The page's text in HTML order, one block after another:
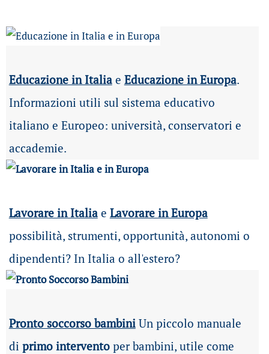
Educazione in Italiae Educazione in Europa.
Informazioni utili sul sistema educativo
italiano e Europeo: università, conservatori e
accademie.
Lavorare in Italia e Lavorare in Europa
possibilità, strumenti, opportunità, autonomi o
dipendenti? In Italia o all'estero?
Pronto soccorso bambiniUn piccolo manuale
di primo interventoper bambini, utile come